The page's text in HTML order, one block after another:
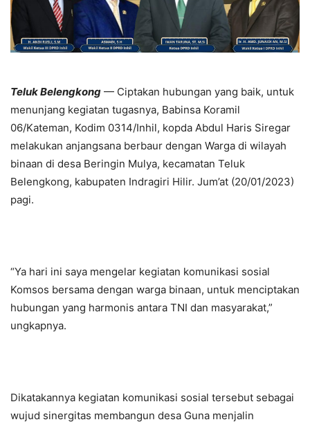
Teluk Belengkong — Ciptakan hubungan yang baik, untuk
menunjang kegiatan tugasnya, Babinsa Koramil
06/Kateman, Kodim 0314/Inhil, kopda Abdul Haris Siregar
melakukan anjangsana berbaur dengan Warga di wilayah
binaan di desa Beringin Mulya, kecamatan Teluk
Belengkong, kabupaten Indragiri Hilir. Jum’at (20/01/2023)
pagi.
“Ya hari ini saya mengelar kegiatan komunikasi sosial
Komsos bersama dengan warga binaan, untuk menciptakan
hubungan yang harmonis antara TNI dan masyarakat,”
ungkapnya.
Dikatakannya kegiatan komunikasi sosial tersebut sebagai
wujud sinergitas membangun desa Guna menjalin